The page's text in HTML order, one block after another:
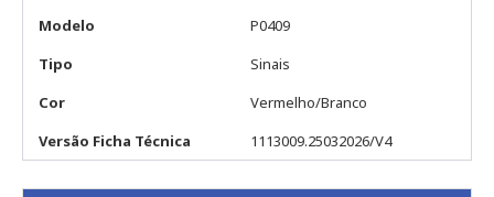
Modelo
P0409
Tipo
Sinais
Cor
Vermelho/Branco
Versão Ficha Técnica
1113009.25032026/V4